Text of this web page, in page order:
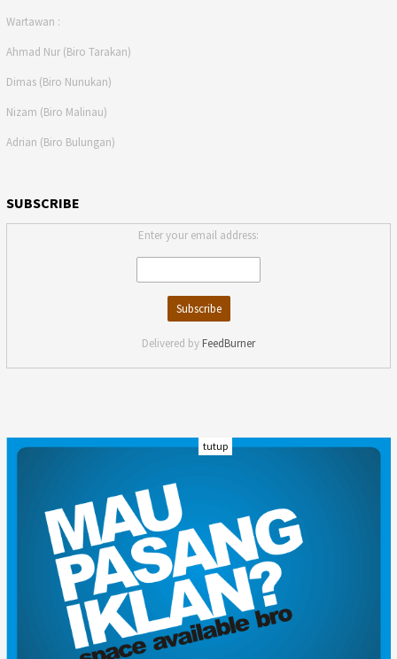
Wartawan :
Ahmad Nur (Biro Tarakan)
Dimas (Biro Nunukan)
Nizam (Biro Malinau)
Adrian (Biro Bulungan)
SUBSCRIBE
Enter your email address:
Delivered by FeedBurner
INDEKS
KARIR
REDAKSI
PRIVACY POLICY
DISCLAIMER
TENTANG KAMI
KONTAK KAMI
FORM PENGADUAN
PEDOMAN MEDIA SIBER
tutup